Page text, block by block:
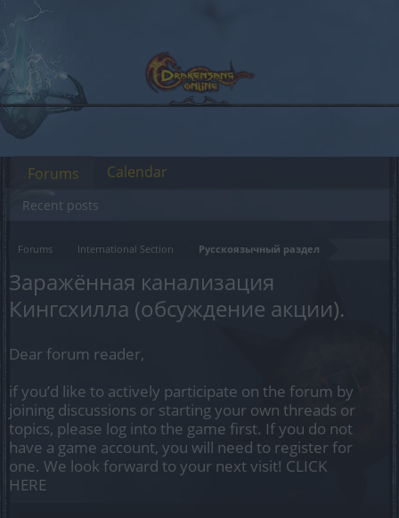
Forums International Section Русскоязычный раздел
Заражённая канализация
Кингсхилла (обсуждение акции).
Dear forum reader,
if you’d like to actively participate on the forum by
joining discussions or starting your own threads or
topics, please log into the game first. If you do not
have a game account, you will need to register for
one. We look forward to your next visit! CLICK
HERE
Forums
Recent posts
Calendar